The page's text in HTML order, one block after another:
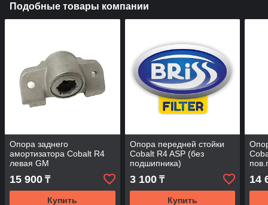
Подобные товары компании
Опора заднего
амортизатора Cobalt R4
левая GM
15 900 ₸
Купить
Опора передней стойки
Cobalt R4 ASP (без
подшипника)
3 100₸
Купить
14